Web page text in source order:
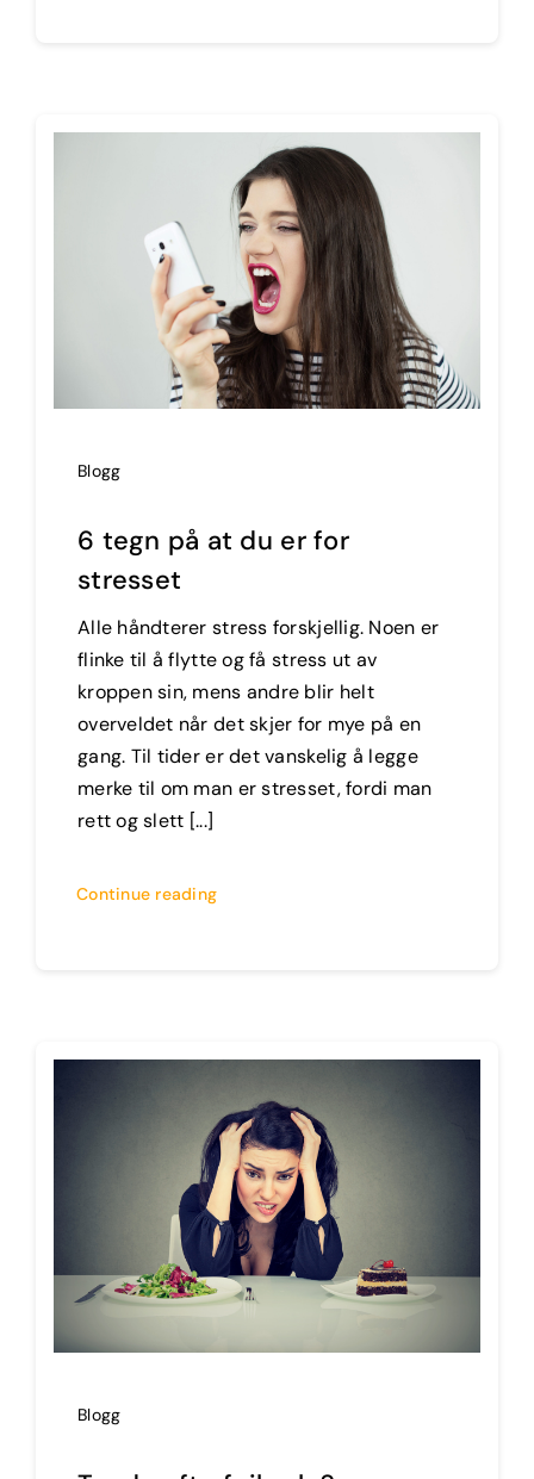
Blogg
6 tegn på at du er for
stresset
Alle håndterer stress forskjellig. Noen er
flinke til å flytte og få stress ut av
kroppen sin, mens andre blir helt
overveldet når det skjer for mye på en
gang. Til tider er det vanskelig å legge
merke til om man er stresset, fordi man
rett og slett [...]
Continue reading
Blogg